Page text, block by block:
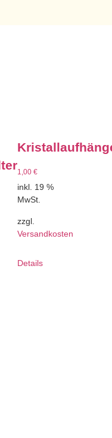
1,00 €
inkl. 19 %
MwSt.
zzgl.
Versandkosten
Details